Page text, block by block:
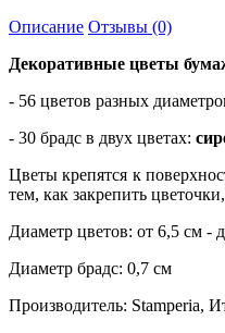
Описание Отзывы (0)
Декоративные цветы
- 56 цветов разных
- 30 брадс в двух цветах:
Цветы крепятся к
тем, как закрепить
Диаметр цветов: от 6,5 см -
Диаметр брадс: 0,7 см
Производитель: Stamperia,